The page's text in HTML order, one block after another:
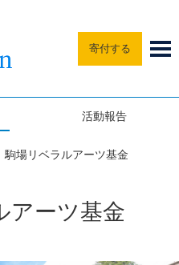
寄付する
駒場リベラルアーツ基金
アーツ基金
活動報告